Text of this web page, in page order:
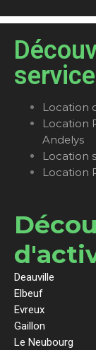
Location
Location
Andelys
Location
Location
Deauville
Elbeuf
Evreux
Gaillon
Le Neubourg